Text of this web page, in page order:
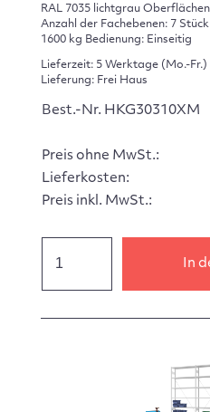
RAL 7035 lichtgrau
Anzahl der Fachebenen: 7
1600 kg Bedienung: Einseitig
Lieferzeit: 5 Werktage (Mo.-Fr.)
Lieferung: Frei Haus
Best.-Nr. HKG30310XM
Preis ohne MwSt.:
Lieferkosten:
Preis inkl. MwSt.:
In